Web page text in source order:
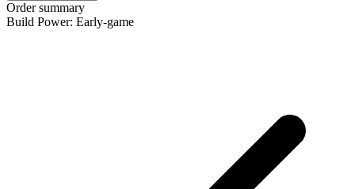
Order summary
Build Power: Early-game